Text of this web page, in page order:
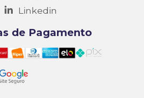
Linkedin
de Pagamento